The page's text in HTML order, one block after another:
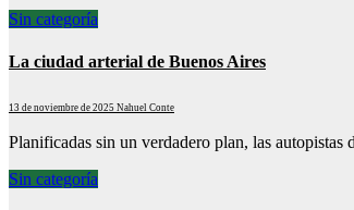
Sin categoría
La ciudad arterial de Buenos Aires
13 de noviembre de 2025 Nahuel Conte
Planificadas sin un verdadero plan, las
Sin categoría